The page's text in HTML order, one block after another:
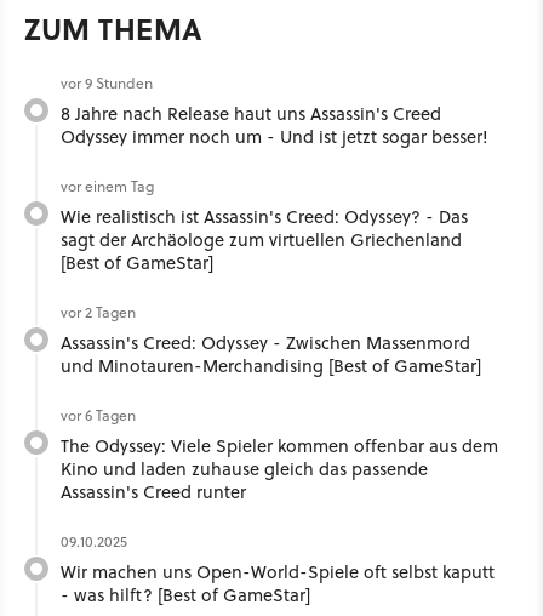
ZUM THEMA
vor 9 Stunden
8 Jahre nach Release haut uns Assassin's Creed
Odyssey immer noch um - Und ist jetzt sogar besser!
vor einem Tag
Wie realistisch ist Assassin's Creed: Odyssey? - Das
sagt der Archäologe zum virtuellen Griechenland
[Best of GameStar]
vor 2 Tagen
Assassin's Creed: Odyssey - Zwischen Massenmord
und Minotauren-Merchandising [Best of GameStar]
vor 6 Tagen
The Odyssey: Viele Spieler kommen offenbar aus dem
Kino und laden zuhause gleich das passende
Assassin's Creed runter
09.10.2025
Wir machen uns Open-World-Spiele oft selbst kaputt
- was hilft? [Best of GameStar]